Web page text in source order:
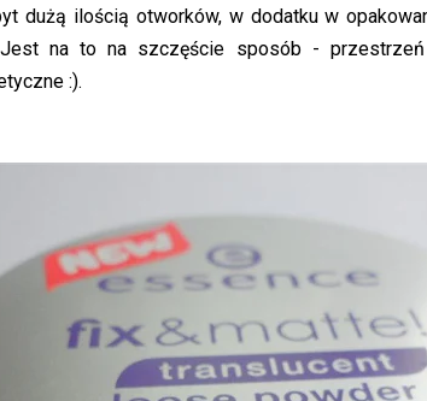
dużą ilością otworków, w dodatku w
na to na szczęście sposób -
:).